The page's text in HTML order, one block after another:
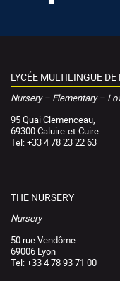
LYCÉE MULTILINGUE DE
Nursery – Elementary –
95 Quai Clemenceau,
69300 Caluire-et-Cuire
Tel: +33 4 78 23 22 63
THE NURSERY
Nursery
50 rue Vendôme
69006 Lyon
Tel: +33 4 78 93 71 00